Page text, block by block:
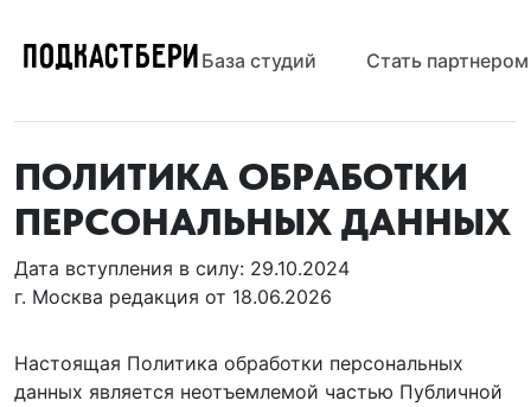
ПОДКАСТБЕРИ База студий Стать партнером
ПОЛИТИКА ОБРАБОТКИ
ПЕРСОНАЛЬНЫХ ДАННЫХ
Дата вступления в силу: 29.10.2024
г. Москва редакция от 18.06.2026
Настоящая Политика обработки персональных
данных является неотъемлемой частью Публичной